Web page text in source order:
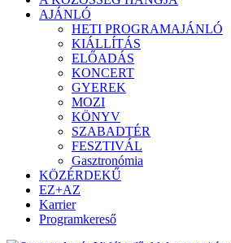
AJÁNLÓ
HETI PROGRAMAJÁNLÓ
KIÁLLÍTÁS
ELŐADÁS
KONCERT
GYEREK
MOZI
KÖNYV
SZABADTÉR
FESZTIVÁL
Gasztronómia
KÖZÉRDEKŰ
EZ+AZ
Karrier
Programkereső